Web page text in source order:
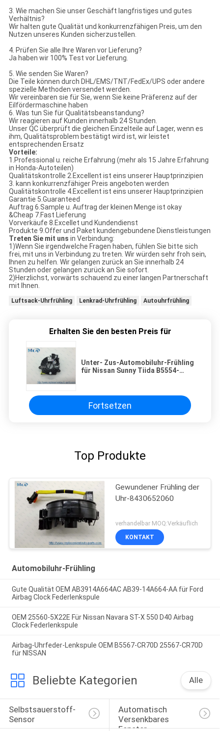
3. Wie machen Sie unser Geschäft langfristiges und gutes
Verhältnis?
Wir halten gute Qualität und konkurrenzfähigen Preis, um den
Nutzen unseres Kunden sicherzustellen.
4. Prüfen Sie alle Ihre Waren vor Lieferung?
Ja haben wir 100% Test vor Lieferung.
5. Wie senden Sie Waren?
Die Teile können durch DHL/EMS/TNT/FedEx/UPS oder andere
spezielle Methoden versendet werden.
Wir vereinbaren sie für Sie, wenn Sie keine Präferenz auf der
Eilfördermaschine haben
6. Was tun Sie für Qualitätsbeanstandung?
Wir reagieren auf Kunden innerhalb 24 Stunden.
Unser QC überprüft die gleichen Einzelteile auf Lager, wenn es
ihm, Qualitätsproblem bestätigt wird ist, wir leistet
entsprechenden Ersatz
Vorteile:
1.Professional u. reiche Erfahrung (mehr als 15 Jahre Erfahrung
in Honda-Autoteilen)
Qualitätskontrolle 2.Excellent ist eins unserer Hauptprinzipien
3. kann konkurrenzfähiger Preis angeboten werden
Qualitätskontrolle 4.Excellent ist eins unserer Hauptprinzipien
Garantie 5.Guaranteed
Auftrag 6.Sample u. Auftrag der kleinen Menge ist okay
&Cheap 7.Fast Lieferung
Vorverkäufe 8.Excellet und Kundendienst
Produkte 9.Offer und Paket kundengebundene Dienstleistungen
Treten Sie mit uns in Verbindung:
1)Wenn Sie irgendwelche Fragen haben, fühlen Sie bitte sich
frei, mit uns in Verbindung zu treten. Wir würden sehr froh sein,
Ihnen zu helfen. Wir gelangen zurück an Sie innerhalb 24
Stunden oder gelangen zurück an Sie sofort.
2)Herzlichst, vorwärts schauend zu einer langen Partnerschaft
mit Ihnen.
Luftsack-Uhrfrühling Lenkrad-Uhrfrühling Autouhrfrühling
Erhalten Sie den besten Preis für
Unter- Zus-Automobiluhr-Frühling
für Nissan Sunny Tiida B5554-
Fortsetzen
Top Produkte
Gewundener Frühling der
Uhr-8430652060
verhandelbar MOQ:Verkäuflich
KONTAKT
Automobiluhr-Frühling
Gute Qualität OEM AB3914A664AC AB39-14A664-AA für Ford
Airbag Clock Federlenkspule
OEM 25560-5X22E Für Nissan Navara ST-X 550 D40 Airbag
Clock Federlenkspule
Airbag-Uhrfeder-Lenkspule OEM B5567-CR70D 25567-CR70D
für NISSAN
Beliebte Kategorien Alle
Selbstsauerstoff-
Sensor
Automatisch
Versenkbares
Fenster-